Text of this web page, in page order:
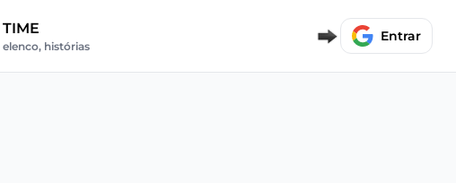
TIME
elenco, histórias
Entrar